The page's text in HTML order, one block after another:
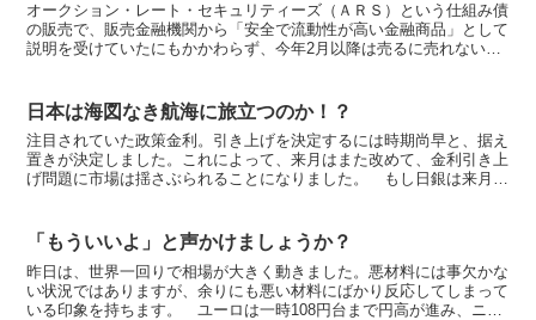
オークション・レート・セキュリティーズ（ＡＲＳ）という仕組み債
の販売で、販売金融機関から「安全で流動性が高い金融商品」として
説明を受けていたにもかかわらず、今年2月以降は売るに売れない状
日本は海図なき航海に旅立つのか！？
注目されていた政策金利。引き上げを決定するには時期尚早と、据え
置きが決定しました。これによって、来月はまた改めて、金利引き上
げ問題に市場は揺さぶられることになりました。 もし日銀は来月も
「もういいよ」と声かけましょうか？
昨日は、世界一回りで相場が大きく動きました。悪材料には事欠かな
い状況ではありますが、余りにも悪い材料にばかり反応してしまって
いる印象を持ちます。 ユーロは一時108円台まで円高が進み、ニュ